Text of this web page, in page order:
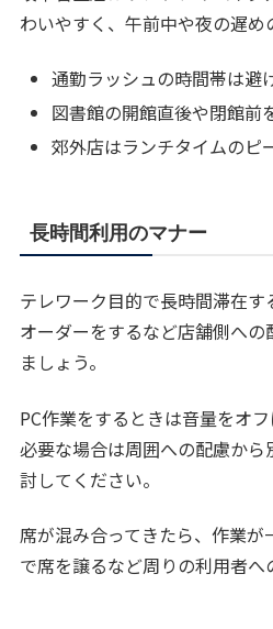
わいやすく、午前中や夜の遅め
通勤ラッシュの時間帯は避
図書館の開館直後や閉館前
郊外店はランチタイムのピ
長時間利用のマナー
テレワーク目的で長時間滞在
オーダーをするなど店舗側へ
ましょう。
PC作業をするときは音量をオ
必要な場合は周囲への配慮か
討してください。
席が混み合ってきたら、作業
で席を譲るなど周りの利用者へ